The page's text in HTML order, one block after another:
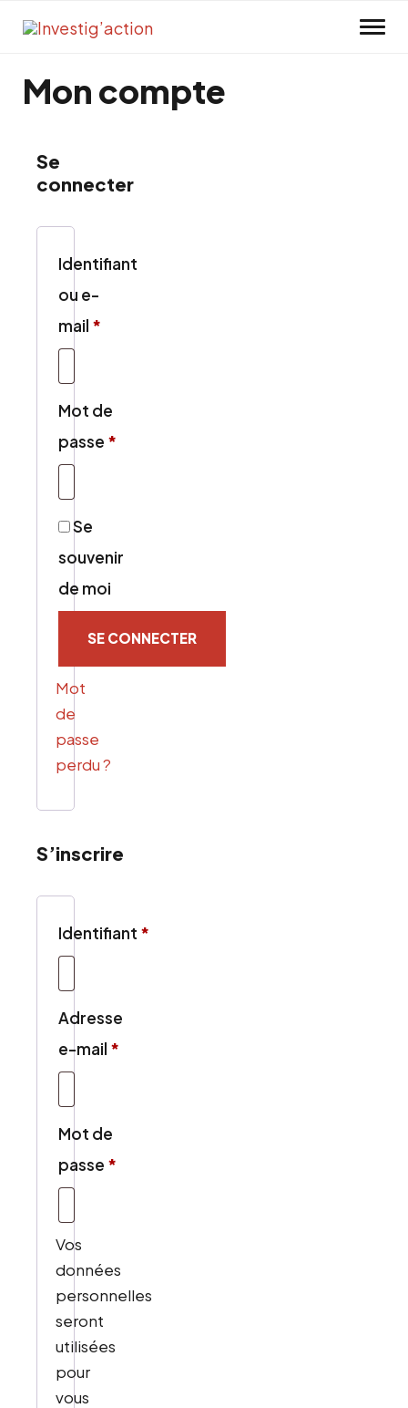
Mon compte
Se
connecter
Identifiant
ou e-
mail *
Mot de
passe *
Se
souvenir
de moi
SE CONNECTER
Mot
de
passe
perdu ?
S’inscrire
Identifiant *
Adresse
e-mail *
Mot de
passe *
Vos
données
personnelles
seront
utilisées
pour
vous